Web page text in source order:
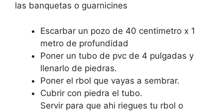
las banquetas o guarnicines
Escarbar un pozo de 40 centimetro x 1
metro de profundidad
Poner un tubo de pvc de 4 pulgadas y
llenarlo de piedras.
Poner el rbol que vayas a sembrar.
Cubrir con piedra el tubo.
Servir para que ahi riegues tu rbol o